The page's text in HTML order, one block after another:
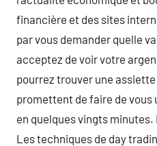
financière et des sites
par vous demander quelle
acceptez de voir votre
pourrez trouver une
promettent de faire de
en quelques vingts minutes.
Les techniques de day